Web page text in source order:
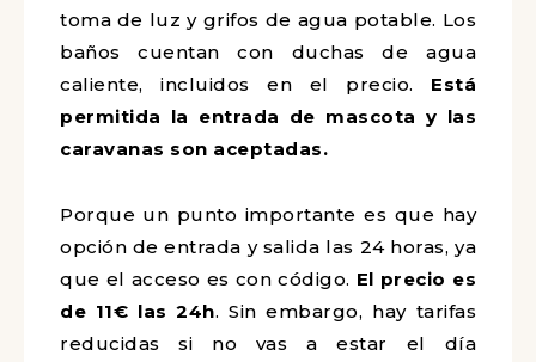
toma de luz y grifos de agua potable. Los
baños cuentan con duchas de agua
caliente, incluidos en el precio. Está
permitida la entrada de mascota y las
caravanas son aceptadas.
Porque un punto importante es que hay
opción de entrada y salida las 24 horas, ya
que el acceso es con código. El precio es
de 11€ las 24h. Sin embargo, hay tarifas
reducidas si no vas a estar el día